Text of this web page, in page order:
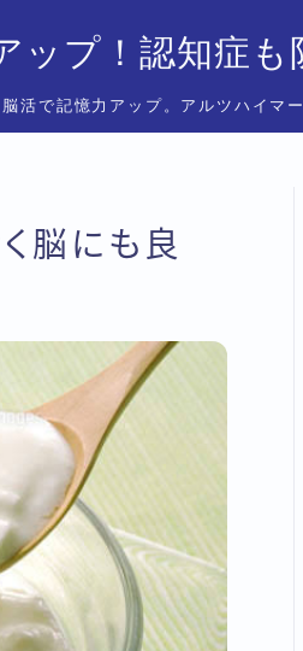
ップ！認知症も
活で記憶力アップ。アルツハイマ
脳にも良